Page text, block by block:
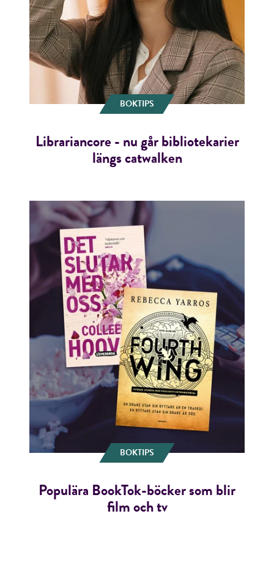
BOKTIPS
Librariancore - nu går bibliotekarier
längs catwalken
BOKTIPS
Populära BookTok-böcker som blir
film och tv